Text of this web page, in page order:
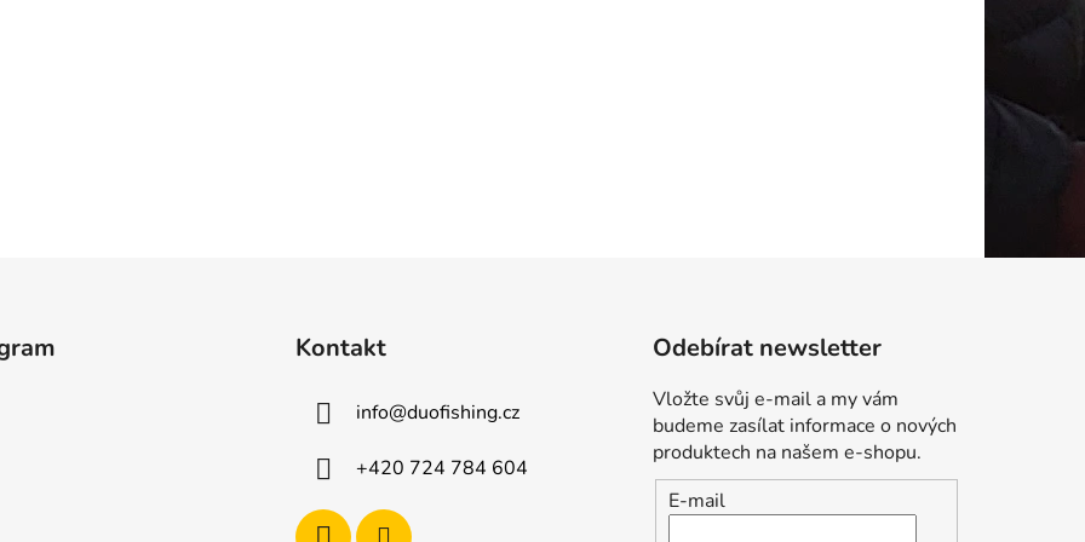
Kontakt
info@duofishing.cz
+420 724 784 604
Odebírat newsletter
Vložte svůj e-mail a my vám
budeme zasílat informace o nových
produktech na našem e-shopu.
E-mail